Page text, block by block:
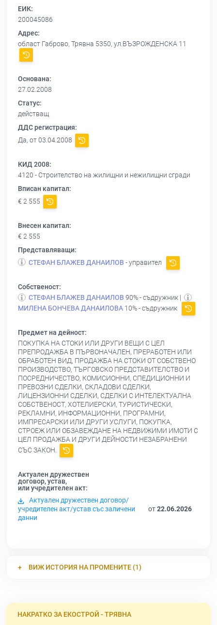
ЕИК:
200045086
Адрес:
област Габрово, Трявна 5350, ул.ВЪЗРОЖДЕНСКА 11
Основана:
27.02.2008
Статус:
действащ
ДДС регистрация:
Да, от 03.04.2008
КИД 2008:
4120 - Строителство на жилищни и нежилищни сгради
Вписан капитал:
€ 2 555
Внесен капитал:
€ 2 555
Представляващи:
СТЕФАН БЛАЖЕВ ДАНАИЛОВ - управител
Собственост:
СТЕФАН БЛАЖЕВ ДАНАИЛОВ 90% - съдружник |
МИЛЕНА БОНЧЕВА ДАНАИЛОВА 10% - съдружник
Предмет на дейност:
ПОКУПКА НА СТОКИ ИЛИ ДРУГИ ВЕЩИ С ЦЕЛ
ПРЕПРОДАЖБА В ПЪРВОНАЧАЛЕН, ПРЕРАБОТЕН ИЛИ
ОБРАБОТЕН ВИД, ПРОДАЖБА НА СТОКИ ОТ СОБСТВЕНО
ПРОИЗВОДСТВО, ТЪРГОВСКО ПРЕДСТАВИТЕЛСТВО И
ПОСРЕДНИЧЕСТВО, КОМИСИОННИ, СПЕДИЦИОННИ И
ПРЕВОЗНИ СДЕЛКИ, СКЛАДОВИ СДЕЛКИ,
ЛИЦЕНЗИОННИ СДЕЛКИ, СДЕЛКИ С ИНТЕЛЕКТУАЛНА
СОБСТВЕНОСТ, ХОТЕЛИЕРСКИ, ТУРИСТИЧЕСКИ,
РЕКЛАМНИ, ИНФОРМАЦИОННИ, ПРОГРАМНИ,
ИМПРЕСАРСКИ ИЛИ ДРУГИ УСЛУГИ, ПОКУПКА,
СТРОЕЖ ИЛИ ОБЗАВЕЖДАНЕ НА НЕДВИЖИМИ ИМОТИ С
ЦЕЛ ПРОДАЖБА И ДРУГИ ДЕЙНОСТИ НЕЗАБРАНЕНИ
СЪС ЗАКОН.
Актуален дружествен
договор, устав,
или учредителен акт:
Актуален дружествен договор/
учредителен акт/устав със заличени
данни
от22.06.2026
ВИЖ ИСТОРИЯ НА ПРОМЕНИТЕ (1)
НАКРАТКО ЗА ЕКОСТРОЙ - ТРЯВНА